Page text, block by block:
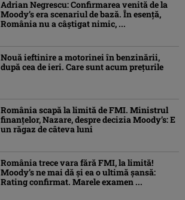
Adrian Negrescu: Confirmarea venită de la
Moody’s era scenariul de bază. În esenţă,
România nu a câştigat nimic, ...
Nouă ieftinire a motorinei în benzinării,
după cea de ieri. Care sunt acum prețurile
România scapă la limită de FMI. Ministrul
finanțelor, Nazare, despre decizia Moody’s: E
un răgaz de câteva luni
România trece vara fără FMI, la limită!
Moody’s ne mai dă și ea o ultimă șansă:
Rating confirmat. Marele examen ...